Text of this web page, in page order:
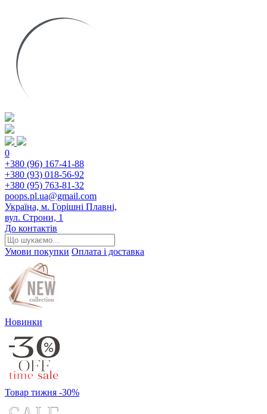
0
+380 (96) 167-41-88
+380 (93) 018-56-92
+380 (95) 763-81-32
poops.pl.ua@gmail.com
Україна, м. Горішні Плавні,
вул. Строни, 1
До контактів
Умови покупки Оплата і доставка
Новинки
Товар тижня -30%